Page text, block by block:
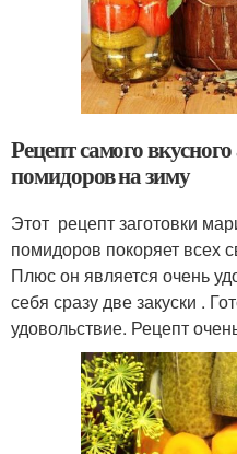
Рецепт самого
помидоров на зиму
Этот рецепт заготовки
помидоров покоряет всех
Плюс он является очень
себя сразу две закуски .
удовольствие. Рецепт